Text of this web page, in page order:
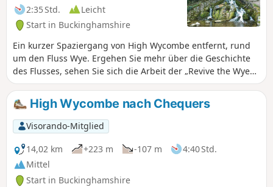
2:35 Std.
Leicht
Start in Buckinghamshire
Ein kurzer Spaziergang von High Wycombe entfernt, rund
um den Fluss Wye. Ergehen Sie mehr über die Geschichte
des Flusses, sehen Sie sich die Arbeit der „Revive the Wye
Partnership“ an und entdecken Sie den Ort, an dem die
Chiltern Society 1965 gegründet wurde.
High Wycombe nach Chequers
Visorando-Mitglied
14,02 km
+223 m -107 m
4:40 Std.
Mittel
Start in Buckinghamshire